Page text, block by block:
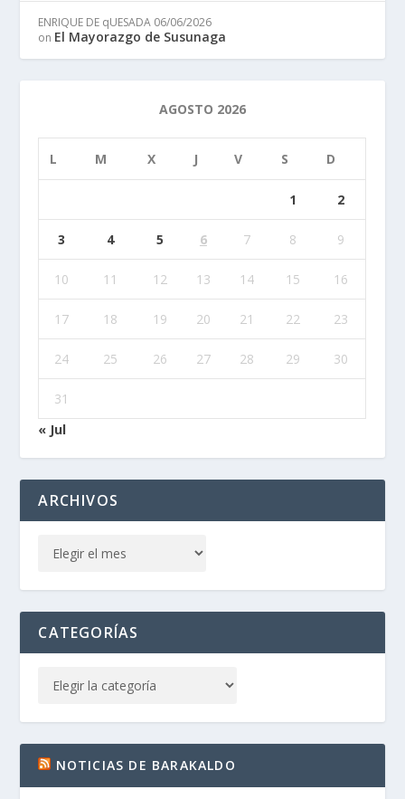
ENRIQUE DE qUESADA 06/06/2026
on El Mayorazgo de Susunaga
AGOSTO 2026
L M X J V S D
1 2
3 4 5 6 7 8 9
10 11 12 13 14 15 16
17 18 19 20 21 22 23
24 25 26 27 28 29 30
31
« Jul
ARCHIVOS
CATEGORÍAS
NOTICIAS DE BARAKALDO